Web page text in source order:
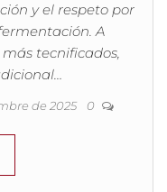
y el respeto por
A
tecnificados,
de 2025 0